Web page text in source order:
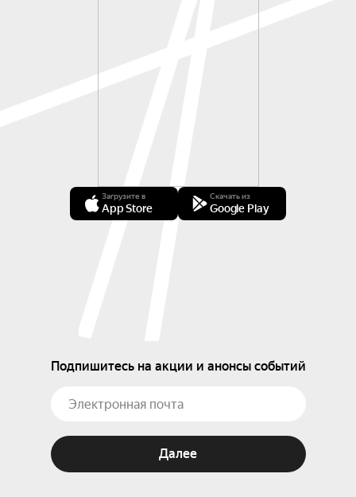
Загрузите в
App Store
Скачать из
Google Play
Подпишитесь на акции и анонсы событий
Далее